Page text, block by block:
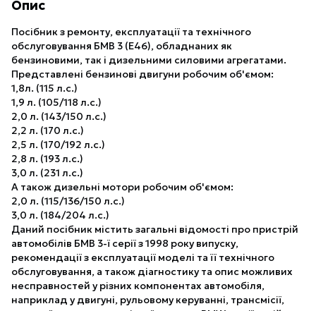
Опис
Посібник з ремонту, експлуатації та технічного
обслуговування БМВ 3 (Е46), обладнаних як
бензиновими, так і дизельними силовими агрегатами.
Представлені бензинові двигуни робочим об'ємом:
1,8л. (115 л.с.)
1,9 л. (105/118 л.с.)
2,0 л. (143/150 л.с.)
2,2 л. (170 л.с.)
2,5 л. (170/192 л.с.)
2,8 л. (193 л.с.)
3,0 л. (231 л.с.)
А також дизельні мотори робочим об'ємом:
2,0 л. (115/136/150 л.с.)
3,0 л. (184/204 л.с.)
Даний посібник містить загальні відомості про пристрій
автомобілів БМВ 3-ї серії з 1998 року випуску,
рекомендації з експлуатації моделі та її технічного
обслуговування, а також діагностику та опис можливих
несправностей у різних компонентах автомобіля,
наприклад у двигуні, рульовому керуванні, трансмісії,